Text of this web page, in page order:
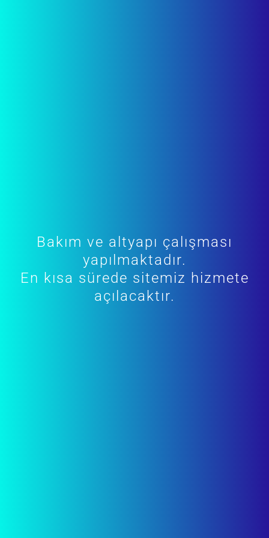
Bakım ve altyapı çalışması
yapılmaktadır.
En kısa sürede sitemiz hizmete
açılacaktır.